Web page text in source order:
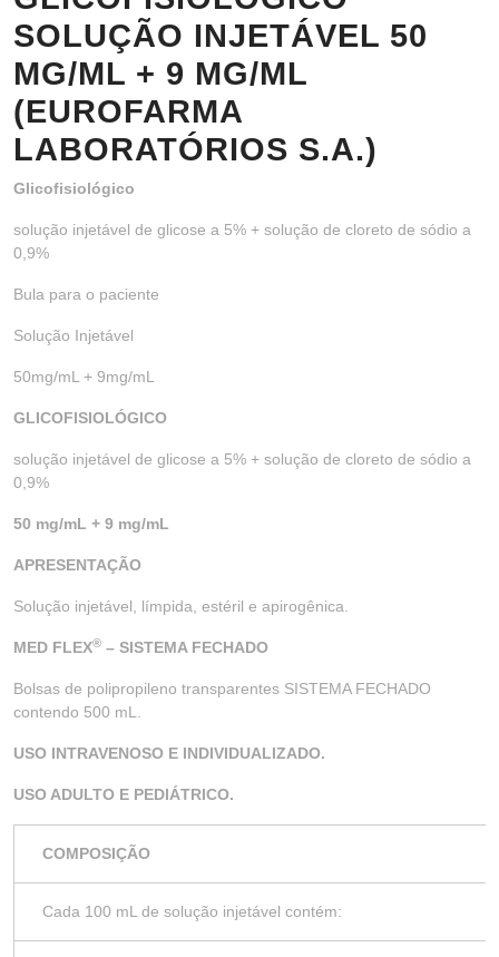
SOLUÇÃO INJETÁVEL 50
MG/ML + 9 MG/ML
(EUROFARMA
LABORATÓRIOS S.A.)
Glicofisiológico
solução injetável de glicose a 5% + solução de cloreto de sódio a
0,9%
Bula para o paciente
Solução Injetável
50mg/mL + 9mg/mL
GLICOFISIOLÓGICO
solução injetável de glicose a 5% + solução de cloreto de sódio a
0,9%
50 mg/mL + 9 mg/mL
APRESENTAÇÃO
Solução injetável, límpida, estéril e apirogênica.
MED FLEX® – SISTEMA FECHADO
Bolsas de polipropileno transparentes SISTEMA FECHADO
contendo 500 mL.
USO INTRAVENOSO E INDIVIDUALIZADO.
USO ADULTO E PEDIÁTRICO.
COMPOSIÇÃO
Cada 100 mL de solução injetável contém: